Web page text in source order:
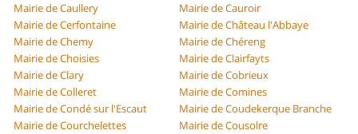
Mairie de Caullery
Mairie de Cauroir
Mairie de Cerfontaine
Mairie de Château l'Abbaye
Mairie de Chemy
Mairie de Chéreng
Mairie de Choisies
Mairie de Clairfayts
Mairie de Clary
Mairie de Cobrieux
Mairie de Colleret
Mairie de Comines
Mairie de Condé sur l'Escaut
Mairie de Coudekerque Branche
Mairie de Courchelettes
Mairie de Cousolre